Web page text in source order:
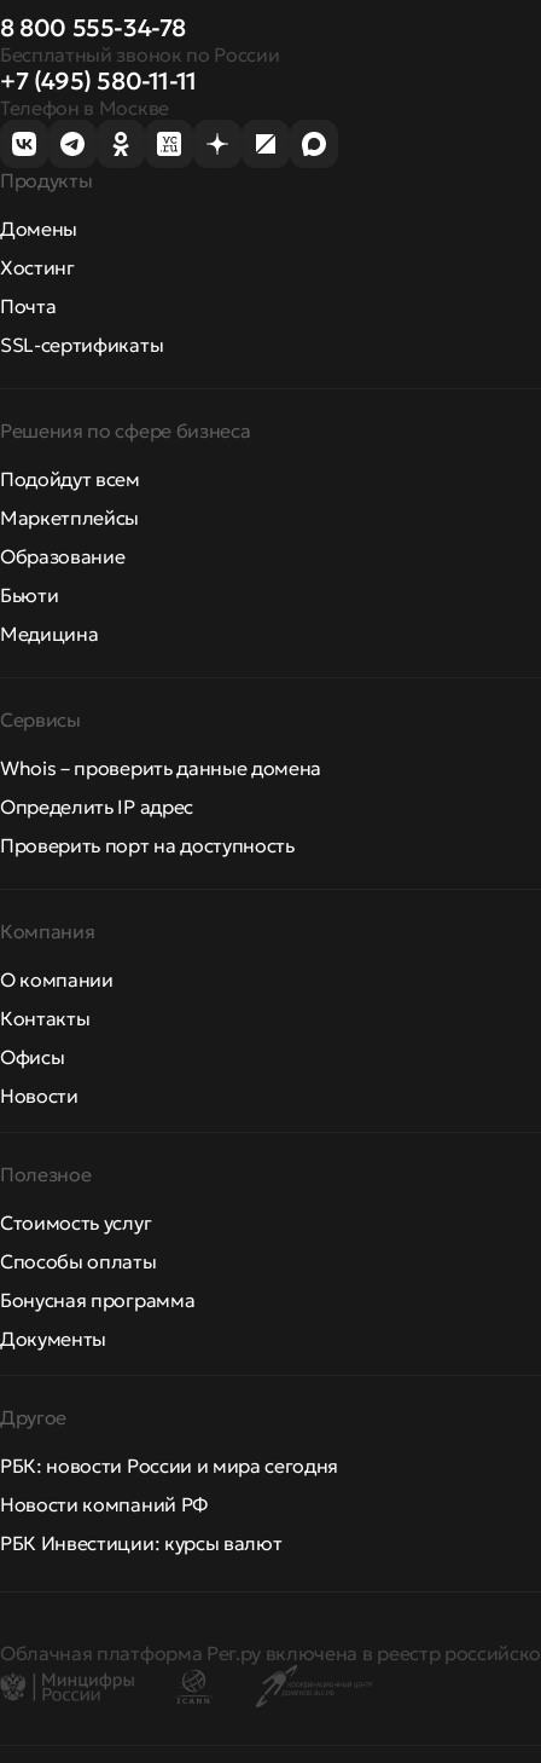
8 800 555-34-78
Бесплатный звонок по России
+7 (495) 580-11-11
Телефон в Москве
Продукты
Домены
Хостинг
Почта
SSL-сертификаты
Решения по сфере бизнеса
Подойдут всем
Маркетплейсы
Образование
Бьюти
Медицина
Сервисы
Whois – проверить данные домена
Определить IP адрес
Проверить порт на доступность
Компания
О компании
Контакты
Офисы
Новости
Полезное
Стоимость услуг
Способы оплаты
Бонусная программа
Документы
Другое
РБК: новости России и мира сегодня
Новости компаний РФ
РБК Инвестиции: курсы валют
Облачная платформа Рег.ру включена в реестр